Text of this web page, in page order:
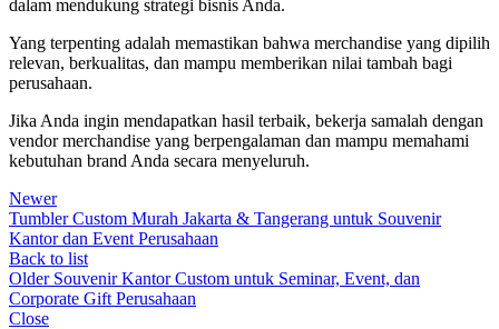
dalam mendukung strategi bisnis Anda.
Yang terpenting adalah memastikan bahwa merchandise yang dipilih
relevan, berkualitas, dan mampu memberikan nilai tambah bagi
perusahaan.
Jika Anda ingin mendapatkan hasil terbaik, bekerja samalah dengan
vendor merchandise yang berpengalaman dan mampu memahami
kebutuhan brand Anda secara menyeluruh.
Newer
Tumbler Custom Murah Jakarta & Tangerang untuk Souvenir
Kantor dan Event Perusahaan
Back to list
Older Souvenir Kantor Custom untuk Seminar, Event, dan
Corporate Gift Perusahaan
Close